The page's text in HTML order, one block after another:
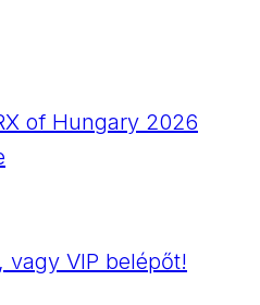
of Hungary 2026
vagy VIP belépőt!